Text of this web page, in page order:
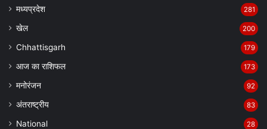
मध्यप्रदेश 281
खेल 200
Chhattisgarh 179
आज का राशिफल 173
मनोरंजन 92
अंतराष्ट्रीय 83
National 28